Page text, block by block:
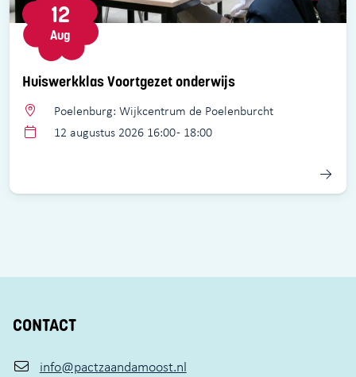
Huiswerkklas Voortgezet onderwijs
12
Aug
Poelenburg: Wijkcentrum de Poelenburcht
12 augustus 2026 16:00 - 18:00
CONTACT
info@pactzaandamoost.nl